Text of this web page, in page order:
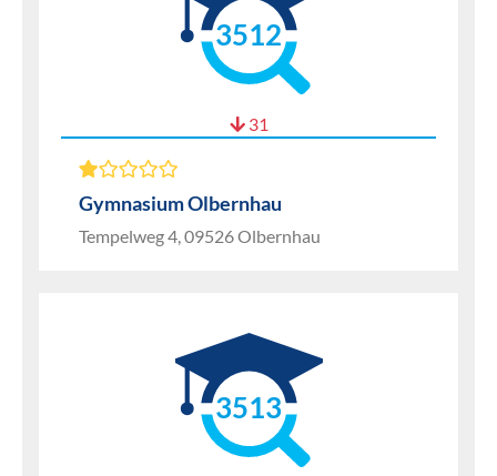
3512
31
Gymnasium Olbernhau
Tempelweg 4, 09526 Olbernhau
3513